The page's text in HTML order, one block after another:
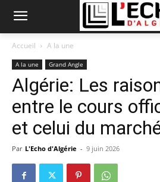
Accueil A la une
A la une Grand Angle
Algérie: Les
entre le cours
et celui du
Par L'Echo d'Algérie - 9 juin 2026